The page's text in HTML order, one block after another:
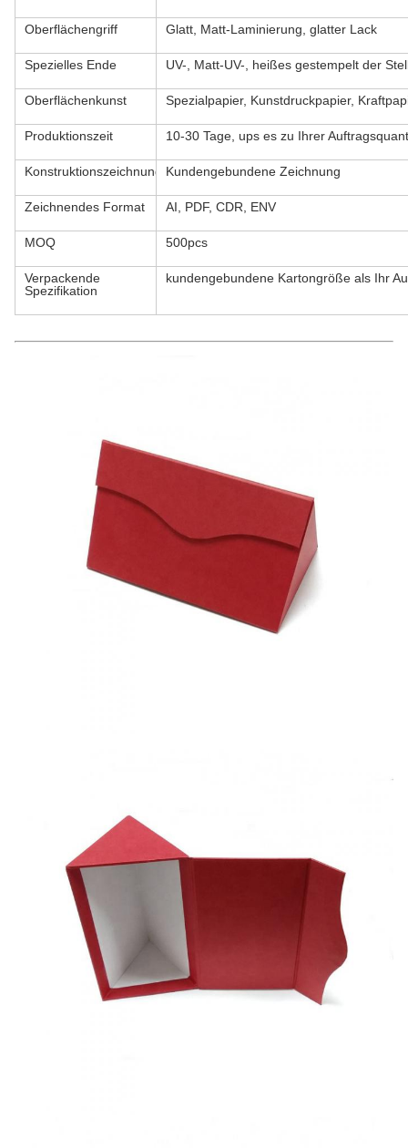
Oberflächengriff Glatt, Matt-Laminierung, glatter Lack
Spezielles Ende UV-, Matt-UV-, heißes gestempelt der
Oberflächenkunst Spezialpapier, Kunstdruckpapier,
Produktionszeit 10-30 Tage, ups es zu Ihrer
Konstruktionszeichnung Kundengebundene Zeichnung
Zeichnendes Format AI, PDF, CDR, ENV
MOQ 500pcs
Verpackende
Spezifikation
kundengebundene Kartongröße als Ihr